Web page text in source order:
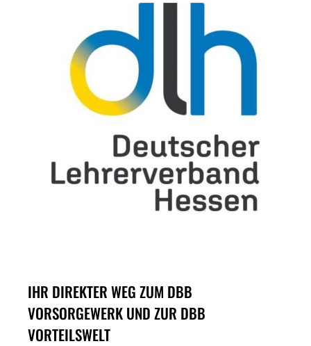
IHR DIREKTER WEG ZUM DBB
VORSORGEWERK UND ZUR DBB
VORTEILSWELT